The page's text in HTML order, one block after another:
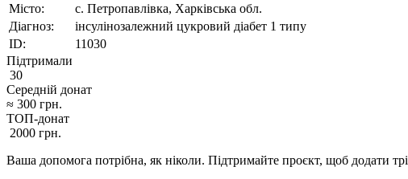
Місто:
с. Петропавлівка, Харківська обл.
Діагноз:
інсулінозалежний цукровий діабет 1 типу
ID:
11030
Підтримали
30
Середній донат
≈ 300 грн.
ТОП-донат
2000 грн.
Ваша допомога потрібна, як ніколи. Підтримайте проєкт, щоб додати